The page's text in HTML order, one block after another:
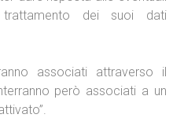
dei suoi dati
associati attraverso il
però associati a un